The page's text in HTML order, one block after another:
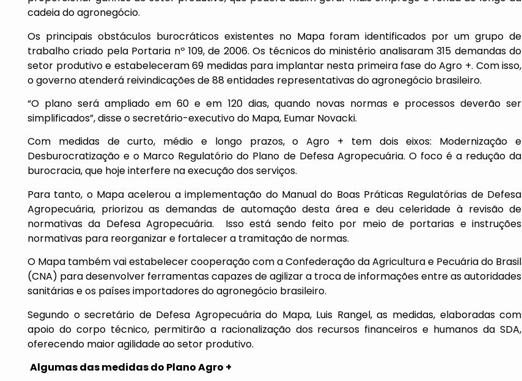
cadeia do agronegócio.
Os principais obstáculos burocráticos existentes no Mapa foram identificados por um grupo de
trabalho criado pela Portaria nº 109, de 2006. Os técnicos do ministério analisaram 315 demandas do
setor produtivo e estabeleceram 69 medidas para implantar nesta primeira fase do Agro +. Com isso,
o governo atenderá reivindicações de 88 entidades representativas do agronegócio brasileiro.
“O plano será ampliado em 60 e em 120 dias, quando novas normas e processos deverão ser
simplificados”, disse o secretário-executivo do Mapa, Eumar Novacki.
Com medidas de curto, médio e longo prazos, o Agro + tem dois eixos: Modernização e
Desburocratização e o Marco Regulatório do Plano de Defesa Agropecuária. O foco é a redução da
burocracia, que hoje interfere na execução dos serviços.
Para tanto, o Mapa acelerou a implementação do Manual do Boas Práticas Regulatórias de Defesa
Agropecuária, priorizou as demandas de automação desta área e deu celeridade à revisão de
normativas da Defesa Agropecuária. Isso está sendo feito por meio de portarias e instruções
normativas para reorganizar e fortalecer a tramitação de normas.
O Mapa também vai estabelecer cooperação com a Confederação da Agricultura e Pecuária do Brasil
(CNA) para desenvolver ferramentas capazes de agilizar a troca de informações entre as autoridades
sanitárias e os países importadores do agronegócio brasileiro.
Segundo o secretário de Defesa Agropecuária do Mapa, Luis Rangel, as medidas, elaboradas com
apoio do corpo técnico, permitirão a racionalização dos recursos financeiros e humanos da SDA,
oferecendo maior agilidade ao setor produtivo.
Algumas das medidas do Plano Agro +